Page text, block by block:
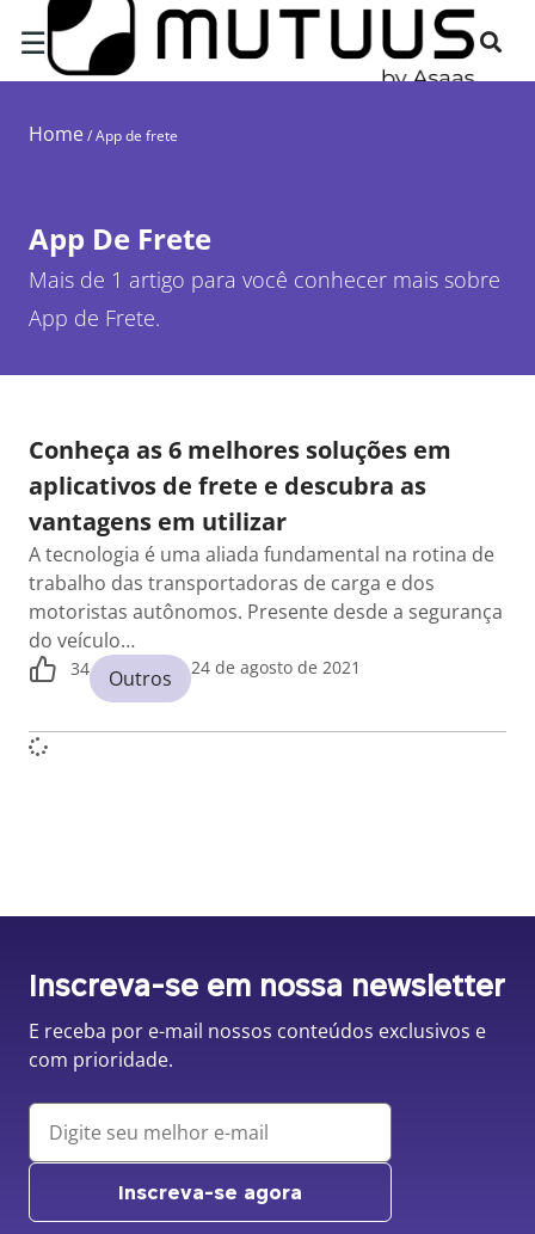
☰
Home/App de frete
App De Frete
Mais de 1 artigo para você conhecer mais sobre
App de Frete.
Conheça as 6 melhores soluções em
aplicativos de frete e descubra as
vantagens em utilizar
A tecnologia é uma aliada fundamental na rotina de
trabalho das transportadoras de carga e dos
motoristas autônomos. Presente desde a segurança
do veículo…
34 Outros 24 de agosto de 2021
Inscreva-se em nossa newsletter
E receba por e-mail nossos conteúdos exclusivos e
com prioridade.
Inscreva-se agora